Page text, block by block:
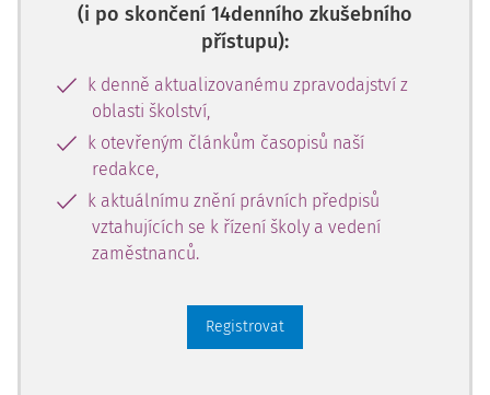
(i po skončení 14denního zkušebního
přístupu):
k denně aktualizovanému zpravodajství z
oblasti školství,
k otevřeným článkům časopisů naší
redakce,
k aktuálnímu znění právních předpisů
vztahujících se k řízení školy a vedení
zaměstnanců.
Registrovat